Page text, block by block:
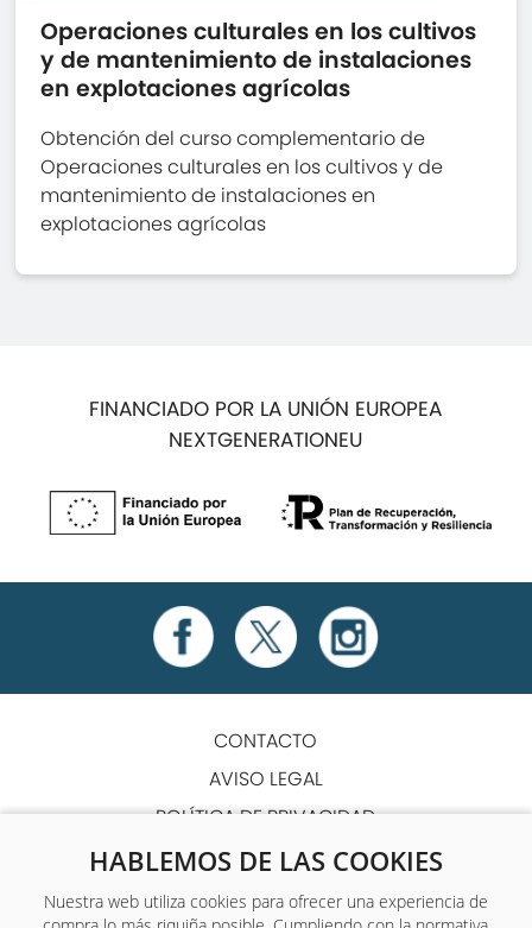
HABLEMOS DE LAS COOKIES
Nuestra web utiliza cookies para ofrecer una experiencia de
Operaciones culturales en los cultivos
y de mantenimiento de instalaciones
en explotaciones agrícolas
Obtención del curso complementario de
Operaciones culturales en los cultivos y de
mantenimiento de instalaciones en
explotaciones agrícolas
FINANCIADO POR LA UNIÓN EUROPEA
NEXTGENERATIONEU
CONTACTO
AVISO LEGAL
POLÍTICA DE PRIVACIDAD
POLÍTICA DE COOKIES
TÉRMINOS Y CONDICIONES